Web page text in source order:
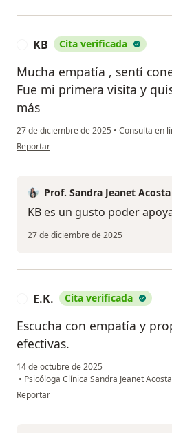
KB Cita verificada
Mucha empatía , sentí
Fue mi primera visita y
más
27 de diciembre de 2025 • Consulta en
en opinión del usuario KB
Reportar
Prof. Sandra Jeanet
KB es un gusto poder
27 de diciembre de 2025
E.K. Cita verificada
Escucha con empatía y
efectivas.
14 de octubre de 2025
• Psicóloga Clínica Sandra Jeanet
en opinión del usuario E.K.
Reportar